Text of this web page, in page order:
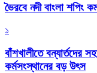
ভৈরবে নদী বাংলা শপিং
১
বাঁশখালীতে বন্যার্তদের
কর্মসংস্থানের বড় উৎস